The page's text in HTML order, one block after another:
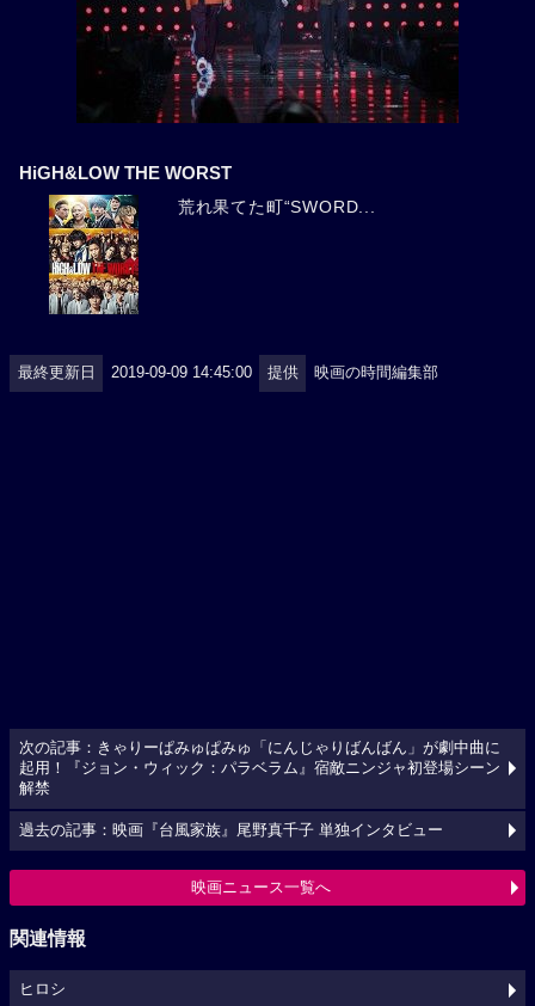
HiGH&LOW THE WORST
荒れ果てた町“SWORD...
最終更新日 2019-09-09 14:45:00 提供 映画の時間編集部
次の記事：きゃりーぱみゅぱみゅ「にんじゃりばんばん」が劇中曲に
起用！『ジョン・ウィック：パラベラム』宿敵ニンジャ初登場シーン
解禁
過去の記事：映画『台風家族』尾野真千子 単独インタビュー
映画ニュース一覧へ
関連情報
ヒロシ